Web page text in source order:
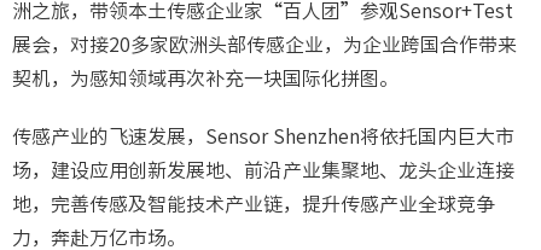
洲之旅，带领本土传感企业家“百人团”参观Sensor+Test
展会，对接20多家欧洲头部传感企业，为企业跨国合作带来
契机，为感知领域再次补充一块国际化拼图。
传感产业的飞速发展，Sensor Shenzhen将依托国内巨大市
场，建设应用创新发展地、前沿产业集聚地、龙头企业连接
地，完善传感及智能技术产业链，提升传感产业全球竞争
力，奔赴万亿市场。